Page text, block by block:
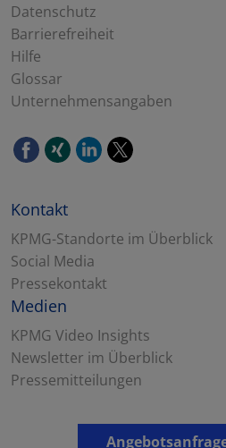
Datenschutz
Barrierefreiheit
Hilfe
Glossar
Unternehmensangaben
Kontakt
KPMG-Standorte im Überblick
Social Media
Pressekontakt
Medien
KPMG Video Insights
Newsletter im Überblick
Pressemitteilungen